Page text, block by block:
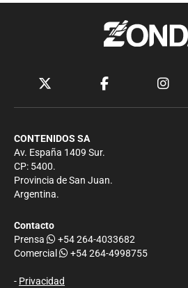
CONTENIDOS SA
Av. España 1409 Sur.
CP: 5400.
Provincia de San Juan.
Argentina.
Contacto
Prensa
+54 264-4033682
Comercial
+54 264-4998755
- Privacidad